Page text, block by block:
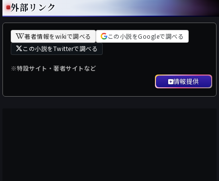
外部リンク
著者情報をwikiで調べる
この小説をGoogleで調べる
この小説をTwitterで調べる
※特設サイト・著者サイトなど
情報提供